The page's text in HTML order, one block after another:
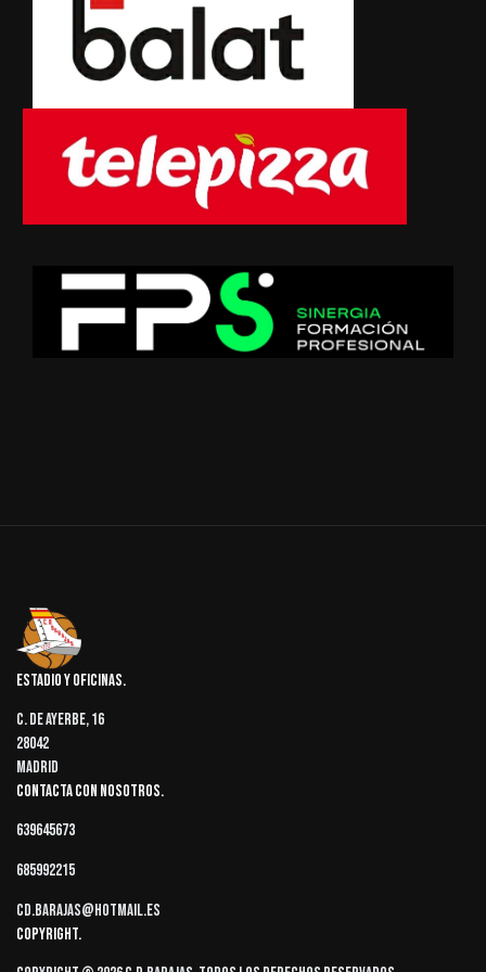
Estadio y oficinas
C. de Ayerbe, 16
28042
Madrid
Contacta con nosotros
639645673
685992215
cd.barajas@hotmail.es
Copyright